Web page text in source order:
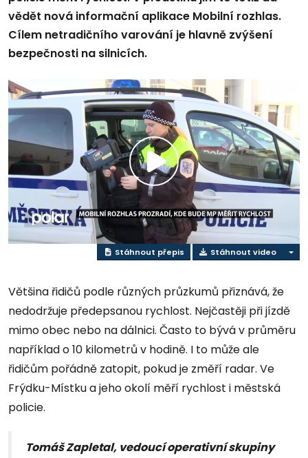
vědět nová informační aplikace Mobilní rozhlas.
Cílem netradičního varování je hlavně zvýšení
bezpečnosti na silnicích.
Přehrát
video
Stáhnout přepis Stáhnout video
Většina řidičů podle různých průzkumů přiznává, že
nedodržuje předepsanou rychlost. Nejčastěji při jízdě
mimo obec nebo na dálnici. Často to bývá v průměru
například o 10 kilometrů v hodině. I to může ale
řidičům pořádně zatopit, pokud je změří radar. Ve
Frýdku-Místku a jeho okolí měří rychlost i městská
policie.
Tomáš Zapletal, vedoucí operativní skupiny